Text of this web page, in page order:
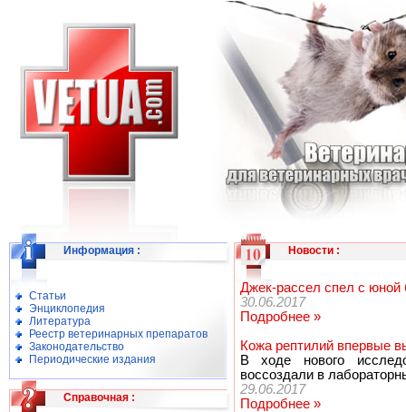
Информация :
Статьи
Энциклопедия
Литература
Реестр ветеринарных препаратов
Законодательство
Периодические издания
Справочная :
Новости:
Джек-рассел спел с юной
30.06.2017
Подробнее »
Кожа рептилий впервые
В ходе нового
воссоздали в
29.06.2017
Подробнее »